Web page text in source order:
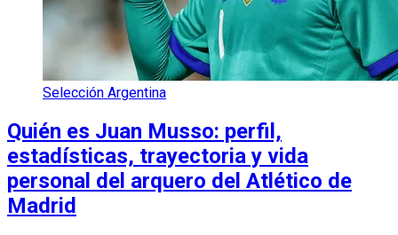
Selección Argentina
Quién es Juan Musso: perfil,
estadísticas, trayectoria y vida
personal del arquero del Atlético de
Madrid